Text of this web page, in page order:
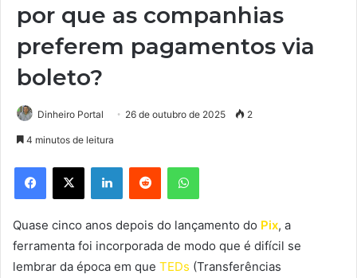
por que as companhias
preferem pagamentos via
boleto?
Dinheiro Portal 26 de outubro de 2025 2
4 minutos de leitura
Facebook
X LinkedinReddit WhatsApp
Quase cinco anos depois do lançamento do Pix, a
ferramenta foi incorporada de modo que é difícil se
lembrar da época em que TEDs (Transferências